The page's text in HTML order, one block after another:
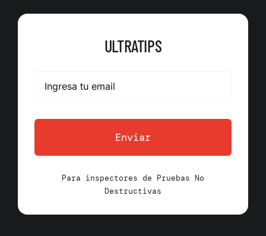
ULTRATIPS
Enviar
Para inspectores de Pruebas No
Destructivas